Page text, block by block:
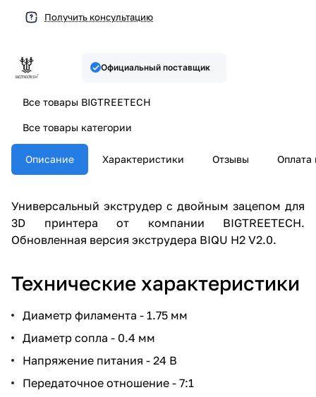
Получить консультацию
Официальный поставщик
Все товары BIGTREETECH
Все товары категории
Описание Характеристики Отзывы Оплата
Универсальный экструдер с двойным зацепом для
3D принтера от компании BIGTREETECH.
Обновленная версия экструдера BIQU H2 V2.0.
Технические характеристики
Диаметр филамента - 1.75 мм
Диаметр сопла - 0.4 мм
Напряжение питания - 24 В
Передаточное отношение - 7:1